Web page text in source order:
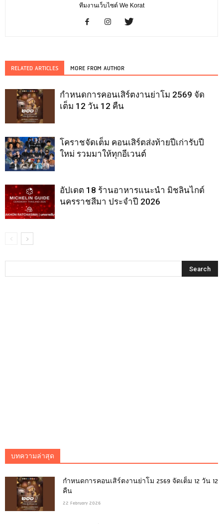
ทีมงานเว็บไซต์ We Korat
RELATED ARTICLES MORE FROM AUTHOR
กำหนดการคอนเสิร์ตงานย่าโม 2569 จัด
เต็ม 12 วัน 12 คืน
โคราชจัดเต็ม คอนเสิร์ตส่งท้ายปีเก่ารับปี
ใหม่ รวมมาให้ทุกอีเวนต์
อัปเดต 18 ร้านอาหารแนะนำ มิชลินไกด์
นครราชสีมา ประจำปี 2026
บทความล่าสุด
กำหนดการคอนเสิร์ตงานย่าโม 2569 จัดเต็ม 12 วัน 12
คืน
22 February 2026